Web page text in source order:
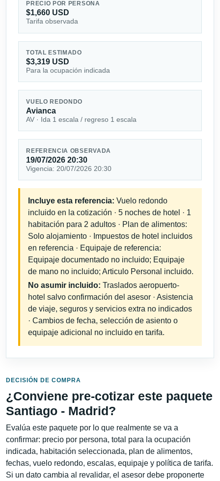
PRECIO POR PERSONA
$1,660 USD
Tarifa observada
TOTAL ESTIMADO
$3,319 USD
Para la ocupación indicada
VUELO REDONDO
Avianca
AV · Ida 1 escala / regreso 1 escala
REFERENCIA OBSERVADA
19/07/2026 20:30
Vigencia: 20/07/2026 20:30
Incluye esta referencia: Vuelo redondo
incluido en la cotización · 5 noches de hotel · 1
habitación para 2 adultos · Plan de alimentos:
Solo alojamiento · Impuestos de hotel incluidos
en referencia · Equipaje de referencia:
Equipaje documentado no incluido; Equipaje
de mano no incluido; Articulo Personal incluido.
No asumir incluido: Traslados aeropuerto-
hotel salvo confirmación del asesor · Asistencia
de viaje, seguros y servicios extra no indicados
· Cambios de fecha, selección de asiento o
equipaje adicional no incluido en tarifa.
DECISIÓN DE COMPRA
¿Conviene pre-cotizar este paquete
Santiago - Madrid?
Evalúa este paquete por lo que realmente se va a
confirmar: precio por persona, total para la ocupación
indicada, habitación seleccionada, plan de alimentos,
fechas, vuelo redondo, escalas, equipaje y política de tarifa.
Si un dato cambia al revalidar, el asesor debe proponerte